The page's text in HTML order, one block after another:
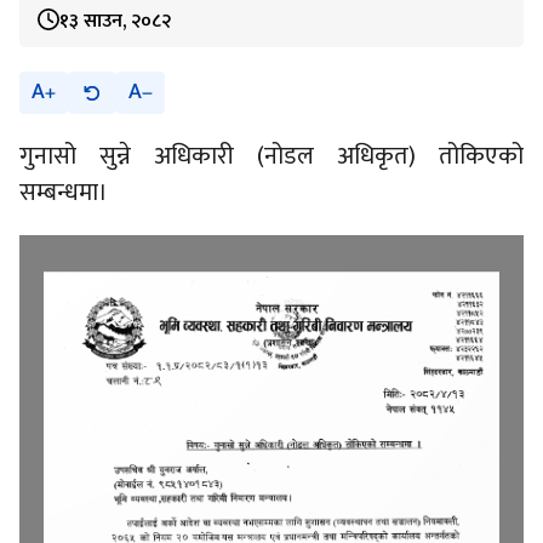
१३ साउन, २०८२
A A
गुनासो सुन्ने अधिकारी (नोडल अधिकृत) तोकिएको
सम्बन्धमा।